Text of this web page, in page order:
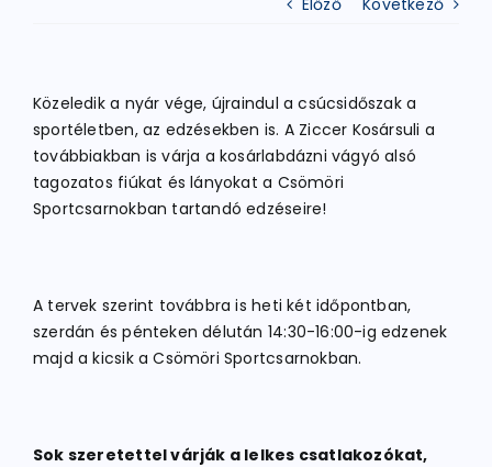
KERÉKPÁR
EGYÉB SPORTÁGAK
ELÉRHETŐSÉGEK
Előző Következő
Közeledik a nyár vége, újraindul a csúcsidőszak a
sportéletben, az edzésekben is. A Ziccer Kosársuli a
továbbiakban is várja a kosárlabdázni vágyó alsó
tagozatos fiúkat és lányokat a Csömöri
Sportcsarnokban tartandó edzéseire!
A tervek szerint továbbra is heti két időpontban,
szerdán és pénteken délután 14:30-16:00-ig edzenek
majd a kicsik a Csömöri Sportcsarnokban.
Sok szeretettel várják a lelkes csatlakozókat,